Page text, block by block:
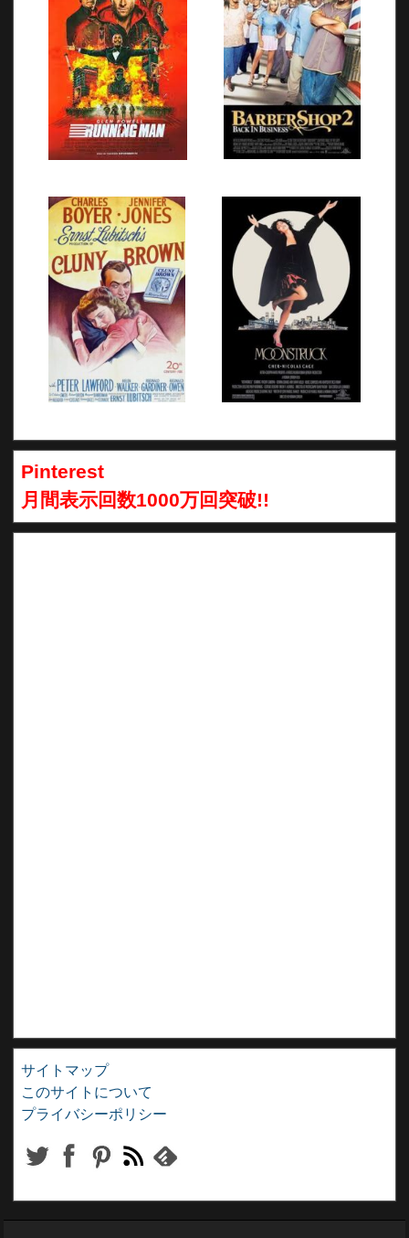
Pinterest
月間表示回数1000万回突破!!
サイトマップ
このサイトについて
プライバシーポリシー